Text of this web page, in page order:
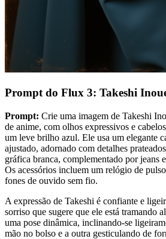
Prompt do Flux 3: Takeshi
Prompt: Crie uma imagem de Takeshi
de anime, com olhos expressivos e
um leve brilho azul. Ele usa um elegante
ajustado, adornado com detalhes
gráfica branca, complementado por jeans
Os acessórios incluem um relógio de
fones de ouvido sem fio.
A expressão de Takeshi é confiante e
sorriso que sugere que ele está tramando
uma pose dinâmica, inclinando-se
mão no bolso e a outra gesticulando de